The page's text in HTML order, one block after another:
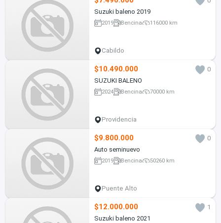
Suzuki baleno 2019
2019 Bencina 116000 km
Cabildo
$10.490.000
0
SUZUKI BALENO
2024 Bencina 70000 km
Providencia
$9.800.000
0
Auto seminuevo
2019 Bencina 50260 km
Puente Alto
$12.000.000
1
Suzuki baleno 2021